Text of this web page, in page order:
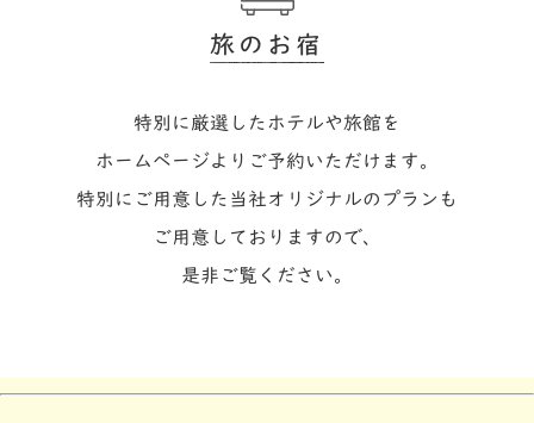
旅のお宿
特別に厳選したホテルや旅館を
ホームページよりご予約いただけます。
特別にご用意した当社オリジナルのプランも
ご用意しておりますので、
是非ご覧ください。